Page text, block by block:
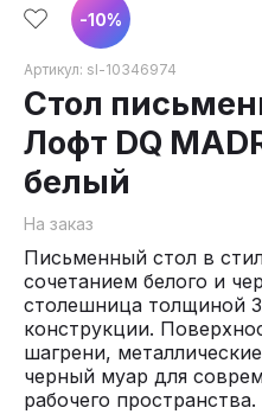
Стол
Лофт DQ
белый
На заказ
Письменный стол в
сочетанием белого и
столешница толщиной
конструкции.
шагрени,
черный муар для
рабочего пространства.
-10%
Артикул: sl-10346974